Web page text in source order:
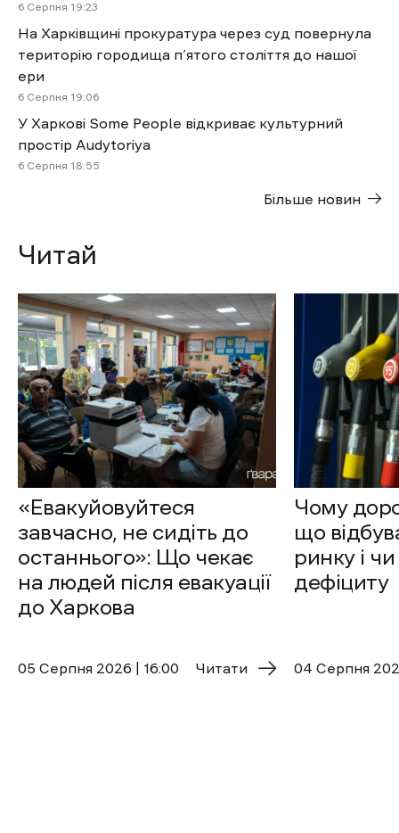
6 Cерпня 19:23
На Харківщині прокуратура через суд повернула
територію городища п’ятого століття до нашої
ери
6 Cерпня 19:06
У Харкові Some People відкриває культурний
простір Audytoriya
6 Cерпня 18:55
Більше новин
Читай
«Евакуйовуйтеся
завчасно, не сидіть до
останнього»: Що чекає
на людей після евакуації
до Харкова
05 Cерпня 2026 | 16:00 Читати
Чому
що
ринку і
дефіциту
04 Cерпня